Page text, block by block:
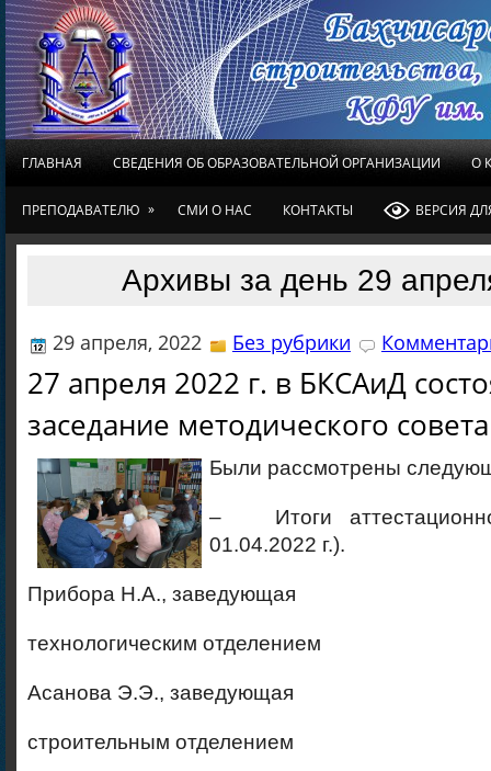
ГЛАВНАЯ СВЕДЕНИЯ ОБ ОБРАЗОВАТЕЛЬНОЙ ОРГАНИЗАЦИИ О
ПРЕПОДАВАТЕЛЮ » СМИ О НАС КОНТАКТЫ ВЕРСИЯ
Архивы за день 29
29 апреля, 2022 Без рубрики
27 апреля 2022 г. в БКСАиД
заседание методического
Были рассмотрены
– Итоги
01.04.2022 г.).
Прибора Н.А., заведующая
технологическим отделением
Асанова Э.Э., заведующая
строительным отделением